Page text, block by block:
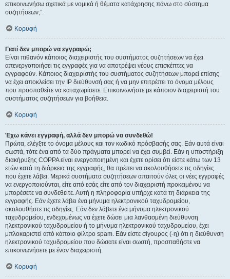
επικοινωνήσω σχετικά με νομικά ή θέματα κατάχρησης πάνω στο σύστημα
συζητήσεων;”.
Κορυφή
Γιατί δεν μπορώ να εγγραφώ;
Είναι πιθανόν κάποιος διαχειριστής του συστήματος συζητήσεων να έχει
απενεργοποιήσει τις εγγραφές για να αποτρέψει νέους επισκέπτες να
εγγραφούν. Κάποιος διαχειριστής του συστήματος συζητήσεων μπορεί επίσης
να έχει αποκλείσει την IP διεύθυνσή σας ή να μην επιτρέπει το όνομα μέλους
που προσπαθείτε να καταχωρίσετε. Επικοινωνήστε με κάποιον διαχειριστή του
συστήματος συζητήσεων για βοήθεια.
Κορυφή
Έχω κάνει εγγραφή, αλλά δεν μπορώ να συνδεθώ!
Πρώτα, ελέγξτε το όνομα μέλους και τον κωδικό πρόσβασής σας. Εάν αυτά είναι
σωστά, τότε ένα από τα δύο πράγματα μπορεί να έχει συμβεί. Εάν η υποστήριξη
διακήρυξης COPPA είναι ενεργοποιημένη και έχετε ορίσει ότι είστε κάτω των 13
ετών κατά τη διάρκεια της εγγραφής, θα πρέπει να ακολουθήσετε τις οδηγίες
που έχετε λάβει. Μερικά συστήματα συζητήσεων απαιτούν όλες οι νέες εγγραφές
να ενεργοποιούνται, είτε από εσάς είτε από τον διαχειριστή προκειμένου να
μπορέσετε να συνδεθείτε. Αυτή η πληροφορία υπήρχε κατά τη διάρκεια της
εγγραφής. Εάν έχετε λάβει ένα μήνυμα ηλεκτρονικού ταχυδρομείου,
ακολουθήστε τις οδηγίες. Εάν δεν λάβετε ένα μήνυμα ηλεκτρονικού
ταχυδρομείου, ενδεχομένως να έχετε δώσει μια λανθασμένη διεύθυνση
ηλεκτρονικού ταχυδρομείου ή το μήνυμα ηλεκτρονικού ταχυδρομείου, έχει
μπλοκαριστεί από κάποιο φίλτρο spam. Εάν είστε σίγουρος (-η) ότι η διεύθυνση
ηλεκτρονικού ταχυδρομείου που δώσατε είναι σωστή, προσπαθήστε να
επικοινωνήσετε με έναν διαχειριστή.
Κορυφή